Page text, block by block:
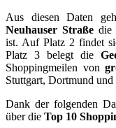
Aus diesen Daten
Neuhauser Straße die
ist. Auf Platz 2 findet
Platz 3 belegt die
Shoppingmeilen von
Stuttgart, Dortmund
Dank der folgenden
über die Top 10